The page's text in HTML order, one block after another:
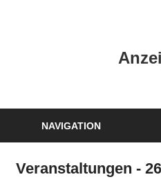
NAVIGATION
Veranstaltungen -